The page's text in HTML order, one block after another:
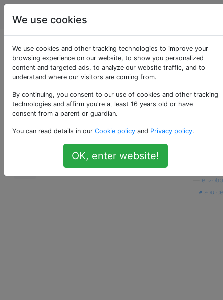
Apple
Comment supprimer
un livre d'iBooks
25
J'ai "acheté" un livre gratuit sur iBooks Store,
Maintenant, je voudrais le supprimer, mais je
ne trouve pas de moyen de le faire.
icloud
books
enzotib
source
We use cookies
We use cookies and other tracking technologies to improve your
browsing experience on our website, to show you personalized
content and targeted ads, to analyze our website traffic, and to
understand where our visitors are coming from.
By continuing, you consent to our use of cookies and other tracking
technologies and affirm you're at least 16 years old or have
consent from a parent or guardian.
You can read details in our Cookie policy and Privacy policy.
OK, enter website!